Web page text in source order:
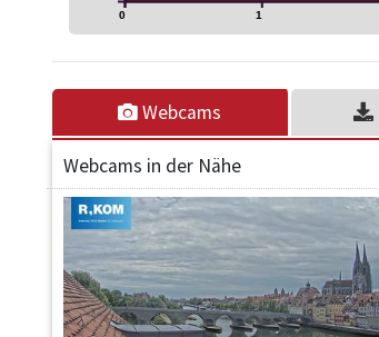
0 1
Webcams
Webcams in der Nähe